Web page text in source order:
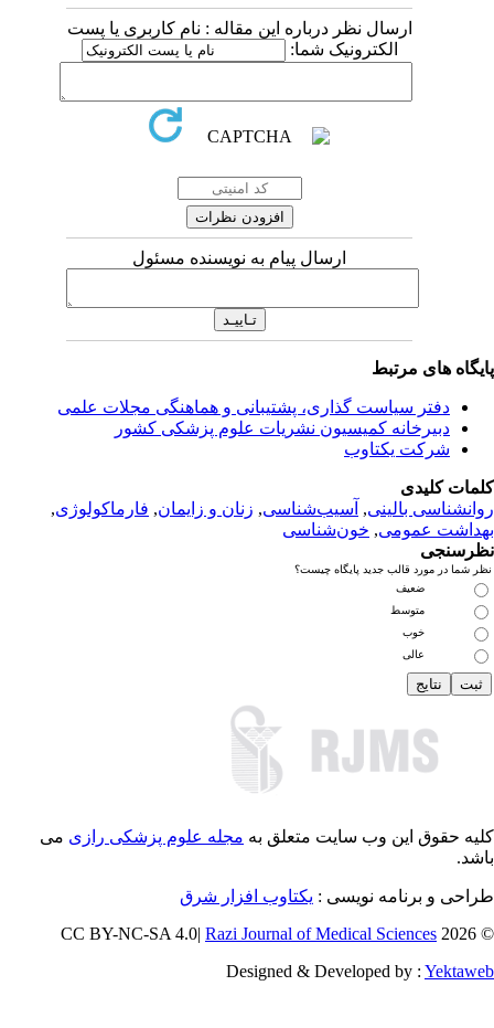
ارسال نظر درباره این مقاله : نام کاربری یا پست
الکترونیک شما:
ارسال پیام به نویسنده مسئول
های مرتبط
دفتر سیاست گذاری، پشتیبانی و هماهنگی مجلات علمی
دبیرخانه کمیسیون نشریات علوم پزشکی کشور
شرکت یکتاوب
کلیدی
بالینی, آسیب‌شناسی, زنان و زایمان,فارماکولوژی ,
عمومی, خون‌شناسی
شما در مورد قالب جدید پایگاه چیست؟
ضعیف
متوسط
خوب
عالی
حقوق این وب سایت متعلق بهمجله علوم پزشکی رازی می
و برنامه نویسی : یکتاوب افزار شرق
©
Razi Journal of Medical Sciences
Designed & Developed by :